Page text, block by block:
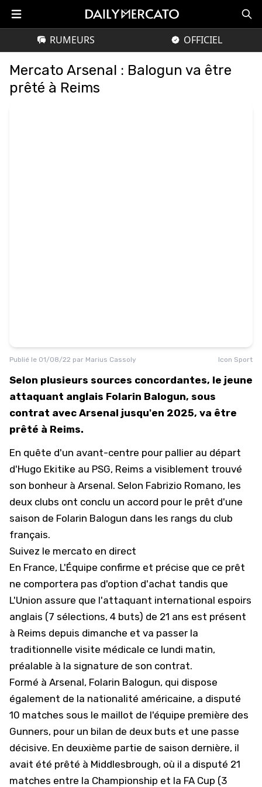
RUMEURS OFFICIEL
Mercato Arsenal : Balogun va être
prêté à Reims
Publié le 01/08/22 par Marius Cassoly Icon Sport
Selon plusieurs sources concordantes, le jeune
attaquant anglais Folarin Balogun, sous
contrat avec Arsenal jusqu'en 2025, va être
prêté à Reims.
En quête d'un avant-centre pour pallier au départ
d'Hugo Ekitike au PSG, Reims a visiblement trouvé
son bonheur à Arsenal. Selon Fabrizio Romano, les
deux clubs ont conclu un accord pour le prêt d'une
saison de Folarin Balogun dans les rangs du club
français.
Suivez le mercato en direct
En France, L'Équipe confirme et précise que ce prêt
ne comportera pas d'option d'achat tandis que
L'Union assure que l'attaquant international espoirs
anglais (7 sélections, 4 buts) de 21 ans est présent
à Reims depuis dimanche et va passer la
traditionnelle visite médicale ce lundi matin,
préalable à la signature de son contrat.
Formé à Arsenal, Folarin Balogun, qui dispose
également de la nationalité américaine, a disputé
10 matches sous le maillot de l'équipe première des
Gunners, pour un bilan de deux buts et une passe
décisive. En deuxième partie de saison dernière, il
avait été prêté à Middlesbrough, où il a disputé 21
matches entre la Championship et la FA Cup (3